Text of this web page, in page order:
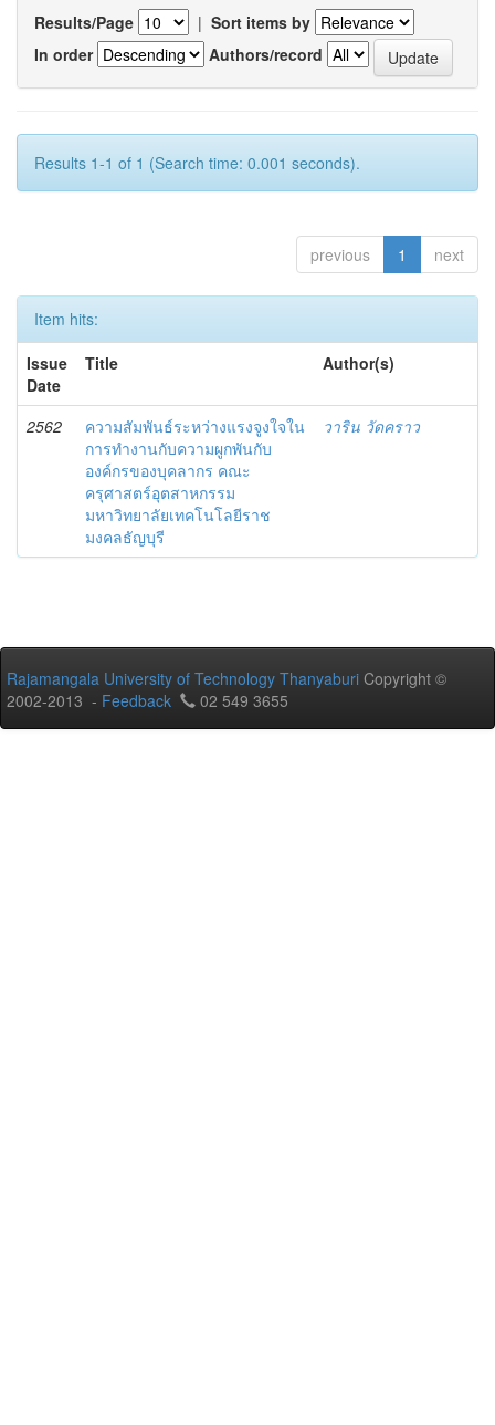
Results/Page | Sort items by
In order
Authors/record
Results 1-1 of 1 (Search time: 0.001 seconds).
previous 1 next
Item hits:
Issue
Date
Title Author(s)
2562
ความสัมพันธ์ระหว่างแรงจูงใจใน
การทำงานกับความผูกพันกับ
องค์กรของบุคลากร คณะ
ครุศาสตร์อุตสาหกรรม
มหาวิทยาลัยเทคโนโลยีราช
มงคลธัญบุรี
วาริน วัดคราว
Rajamangala University of Technology Thanyaburi Copyright ©
2002-2013 - Feedback 02 549 3655